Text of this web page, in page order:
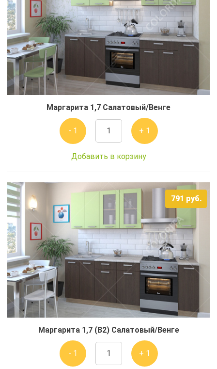
Маргарита 1,7 Салатовый/Венге
- 1 + 1
Добавить в корзину
791 руб.
Маргарита 1,7 (В2) Салатовый/Венге
- 1 + 1